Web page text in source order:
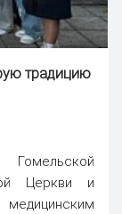
традицию
Церкви и